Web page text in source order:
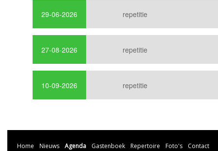
29-06-2026 repetitie
27-08-2026 repetitie
10-09-2026 repetitie
Volgende »
Home Nieuws Agenda Gastenboek Repertoire Foto's Contact